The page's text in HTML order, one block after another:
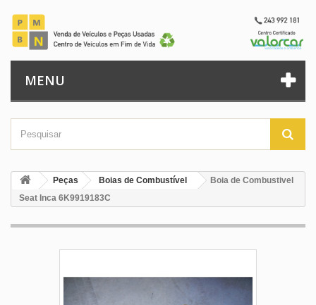
MENU
Peças Boias de Combustível
Boia de Combustivel
Seat Inca 6K9919183C